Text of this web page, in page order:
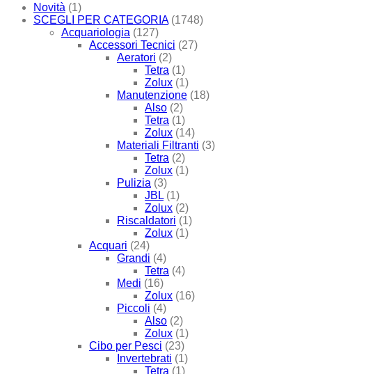
Novità (1)
SCEGLI PER CATEGORIA (1748)
Acquariologia (127)
Accessori Tecnici (27)
Aeratori (2)
Tetra (1)
Zolux (1)
Manutenzione (18)
Also (2)
Tetra (1)
Zolux (14)
Materiali Filtranti (3)
Tetra (2)
Zolux (1)
Pulizia (3)
JBL (1)
Zolux (2)
Riscaldatori (1)
Zolux (1)
Acquari (24)
Grandi (4)
Tetra (4)
Medi (16)
Zolux (16)
Piccoli (4)
Also (2)
Zolux (1)
Cibo per Pesci (23)
Invertebrati (1)
Tetra (1)